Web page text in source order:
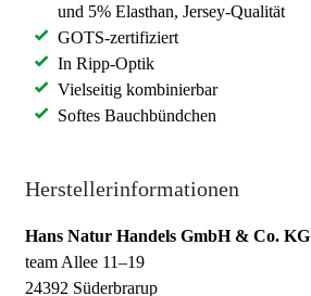
und 5% Elasthan, Jersey-Qualität
GOTS-zertifiziert
In Ripp-Optik
Vielseitig kombinierbar
Softes Bauchbündchen
Herstellerinformationen
Hans Natur Handels GmbH & Co. KG
team Allee 11–19
24392 Süderbrarup